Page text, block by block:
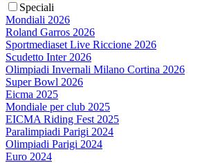
Speciali
Mondiali 2026
Roland Garros 2026
Sportmediaset Live Riccione 2026
Scudetto Inter 2026
Olimpiadi Invernali Milano Cortina 2026
Super Bowl 2026
Eicma 2025
Mondiale per club 2025
EICMA Riding Fest 2025
Paralimpiadi Parigi 2024
Olimpiadi Parigi 2024
Euro 2024